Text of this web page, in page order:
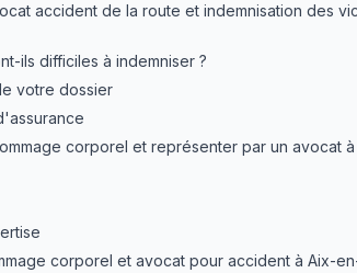
accident de la route et indemnisation des
ils difficiles à indemniser ?
votre dossier
corporel et représenter par un avocat
corporel et avocat pour accident à Aix-